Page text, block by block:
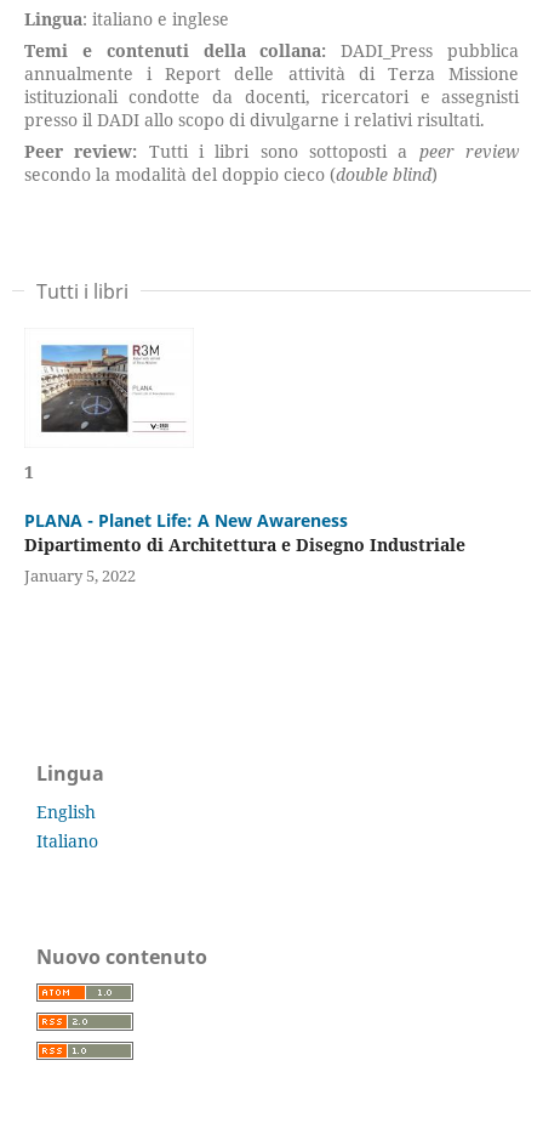
Lingua: italiano e inglese
Temi e contenuti della collana:DADI_Press pubblica
annualmente i Report delle attività di Terza Missione
istituzionali condotte da docenti, ricercatori e assegnisti
presso il DADI allo scopo di divulgarne i relativi risultati.
Peer review: Tutti i libri sono sottoposti a peer review
secondo la modalità del doppio cieco (double blind)
Tutti i libri
1
PLANA - Planet Life: A New Awareness
Dipartimento di Architettura e Disegno Industriale
January 5, 2022
Lingua
English
Italiano
Nuovo contenuto